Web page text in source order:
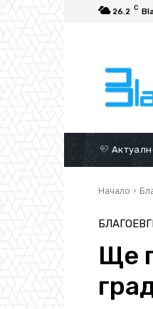
26.2 C
Начало
Ще